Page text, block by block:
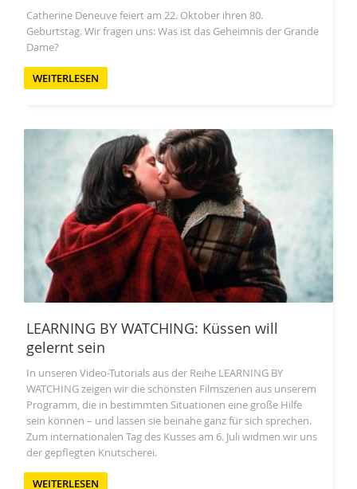
Catherine Deneuve feiert am 22. Oktober ihren 80.
Geburtstag. Wir fragen uns: Was ist das Geheimnis der Grande
Dame?
WEITERLESEN
LEARNING BY WATCHING: Küssen will
gelernt sein
In unseren Video-Tutorials aus der Reihe LEARNING BY
WATCHING zeigen wir die schönsten Filmszenen aus unserem
Programm, die in bestimmten Situationen eine große Hilfe
sein können – und lassen sie beinahe ganz für sich sprechen.
Zum internationalen Tag des Kusses am 6. Juli widmen wir uns
der gepflegten Knutscherei.
WEITERLESEN